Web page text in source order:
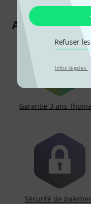
Refuser
Infos légales
Autres
Garantie 3 ans
Sécurité de